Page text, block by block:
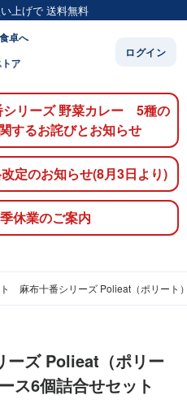
上げで 送料無料
卓へ
ログイン
リーズ 野菜カレー 5種の
するお詫びとお知らせ
定のお知らせ(8月3日より)
休業のご案内
麻布十番シリーズ Polieat（ポリート
ズ Polieat（ポリー
ス6個詰合せセット